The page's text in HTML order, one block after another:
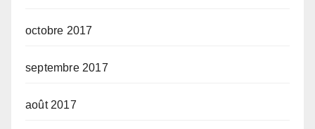
octobre 2017
septembre 2017
août 2017